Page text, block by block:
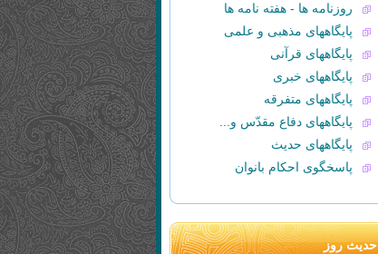
روزنامه ها - هفته نامه ها
پایگاههای مذهبی و علمی
پایگاههای قرآنی
پایگاههای خبری
پایگاههای متفرقه
پایگاههای دفاع مقدّس و...
پایگاههای حدیث
پاسخگوی احکام بانوان
حدیث روز